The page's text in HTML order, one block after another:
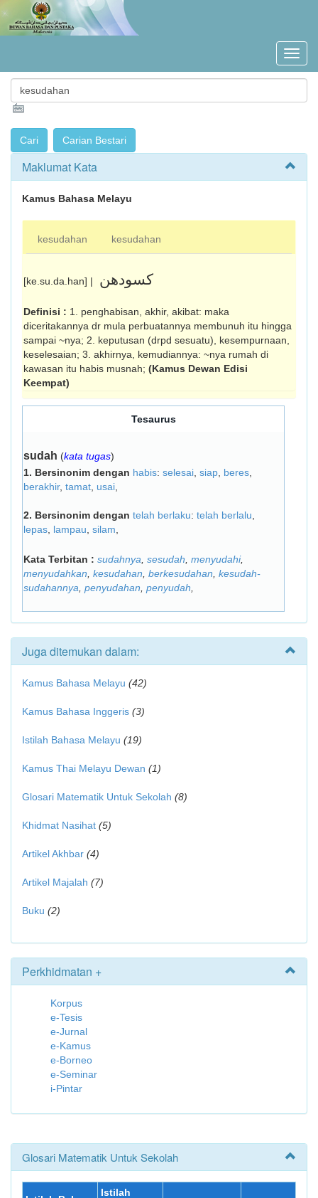
Maklumat Kata
Kamus Bahasa Melayu
kesudahan kesudahan
[ke.su.da.han] | کسودهن
Definisi : 1. penghabisan, akhir, akibat: maka
diceritakannya dr mula perbuatannya membunuh itu hingga
sampai ~nya; 2. keputusan (drpd sesuatu), kesempurnaan,
keselesaian; 3. akhirnya, kemudiannya: ~nya rumah di
kawasan itu habis musnah; (Kamus Dewan Edisi
Keempat)
Tesaurus
sudah (kata tugas)
1. Bersinonim dengan habis: selesai siap beres
berakhir, tamat usai
2. Bersinonim dengan telah berlaku: telah berlalu
lepas lampau silam
Kata Terbitan : sudahnya sesudah menyudahi,
menyudahkan kesudahan berkesudahan kesudah-
sudahannya penyudahan penyudah
Juga ditemukan dalam:
Kamus Bahasa Melayu (42)
Kamus Bahasa Inggeris (3)
Istilah Bahasa Melayu (19)
Kamus Thai Melayu Dewan (1)
Glosari Matematik Untuk Sekolah (8)
Khidmat Nasihat (5)
Artikel Akhbar (4)
Artikel Majalah (7)
Buku (2)
Perkhidmatan +
Korpus
e-Tesis
e-Jurnal
e-Kamus
e-Borneo
e-Seminar
i-Pintar
Glosari Matematik Untuk Sekolah
Istilah